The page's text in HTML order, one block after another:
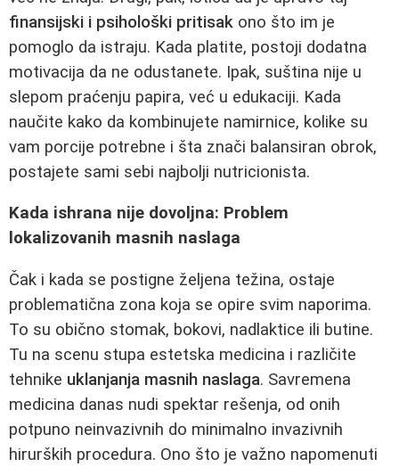
finansijski i psihološki pritisak ono što im je
pomoglo da istraju. Kada platite, postoji dodatna
motivacija da ne odustanete. Ipak, suština nije u
slepom praćenju papira, već u edukaciji. Kada
naučite kako da kombinujete namirnice, kolike su
vam porcije potrebne i šta znači balansiran obrok,
postajete sami sebi najbolji nutricionista.
Kada ishrana nije dovoljna: Problem
lokalizovanih masnih naslaga
Čak i kada se postigne željena težina, ostaje
problematična zona koja se opire svim naporima.
To su obično stomak, bokovi, nadlaktice ili butine.
Tu na scenu stupa estetska medicina i različite
tehnike uklanjanja masnih naslaga. Savremena
medicina danas nudi spektar rešenja, od onih
potpuno neinvazivnih do minimalno invazivnih
hirurških procedura. Ono što je važno napomenuti